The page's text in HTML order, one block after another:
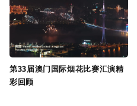
第33届澳门国际烟花比赛汇演精
彩回顾